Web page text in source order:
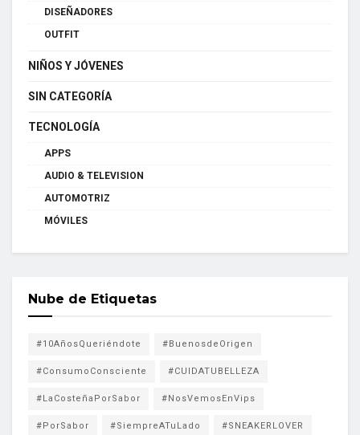
DISEÑADORES
OUTFIT
NIÑOS Y JÓVENES
SIN CATEGORÍA
TECNOLOGÍA
APPS
AUDIO & TELEVISION
AUTOMOTRIZ
MÓVILES
Nube de Etiquetas
#10AñosQueriéndote #BuenosdeOrigen
#ConsumoConsciente #CUIDATUBELLEZA
#LaCosteñaPorSabor #NosVemosEnVips
#PorSabor #SiempreATuLado #SNEAKERLOVER